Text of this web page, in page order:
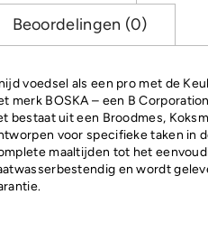
Beoordelingen (0)
voedsel als een pro met de
merk BOSKA – een B
bestaat uit een Broodmes,
voor specifieke taken in
maaltijden tot het
en wordt